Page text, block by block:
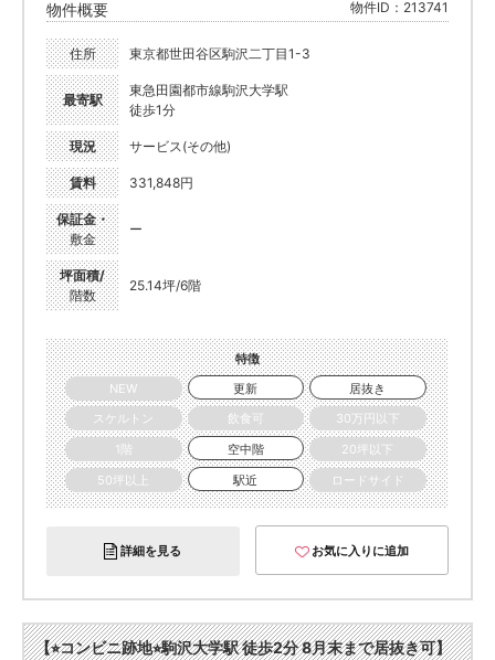
物件概要 物件ID：213741
住所 東京都世田谷区駒沢二丁目1-3
最寄駅
東急田園都市線駒沢大学駅
徒歩1分
現況 サービス(その他)
賃料 331,848円
保証金・
敷金
ー
坪面積/
階数
25.14坪/6階
特徴
NEW
更新
居抜き
スケルトン
飲食可
30万円以下
1階
空中階
20坪以下
50坪以上
駅近 ロードサイド
詳細を見る お気に入りに追加
【⭐︎コンビニ跡地⭐︎駒沢大学駅 徒歩2分 8月末まで居抜き可】